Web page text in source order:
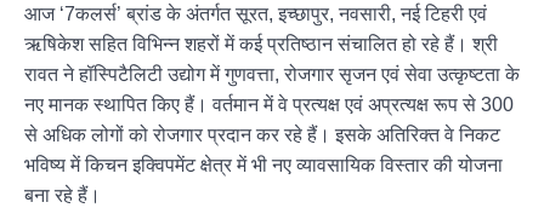
आज ‘7कलर्स’ ब्रांड के अंतर्गत सूरत, इच्छापुर, नवसारी, नई टिहरी एवं
ऋषिकेश सहित विभिन्न शहरों में कई प्रतिष्ठान संचालित हो रहे हैं। श्री
रावत ने हॉस्पिटैलिटी उद्योग में गुणवत्ता, रोजगार सृजन एवं सेवा उत्कृष्टता के
नए मानक स्थापित किए हैं। वर्तमान में वे प्रत्यक्ष एवं अप्रत्यक्ष रूप से 300
से अधिक लोगों को रोजगार प्रदान कर रहे हैं। इसके अतिरिक्त वे निकट
भविष्य में किचन इक्विपमेंट क्षेत्र में भी नए व्यावसायिक विस्तार की योजना
बना रहे हैं।